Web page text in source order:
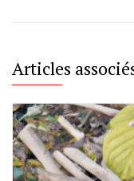
Articles